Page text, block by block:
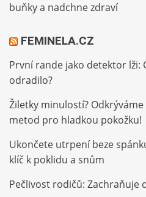
buňky a nadchne zdraví
FEMINELA.CZ
První rande jako detektor lži:
odradilo?
Žiletky minulostí?
metod pro hladkou pokožku!
Ukončete utrpení beze
klíč k poklidu a snům
Pečlivost rodičů: Zachraňuje